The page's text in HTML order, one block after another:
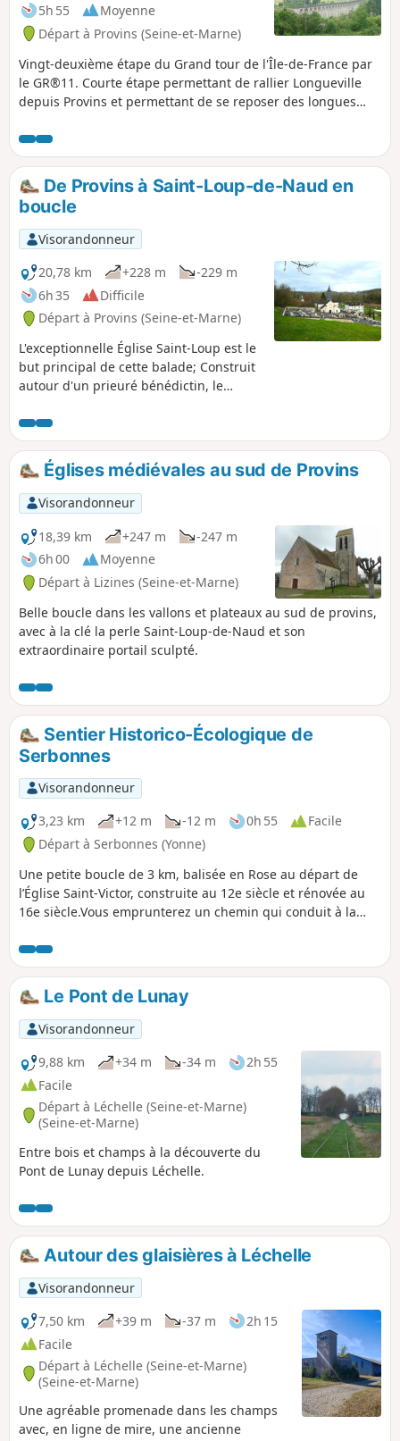
5h 55
Moyenne
Départ à Provins (Seine-et-Marne)
Vingt-deuxième étape du Grand tour de l'Île-de-France par
le GR®11. Courte étape permettant de rallier Longueville
depuis Provins et permettant de se reposer des longues
l'étape est courte, il est proposé au début, pour l'égayer,
une petite boucle dans la vieille ville de Provins afin d'en
découvrir son riche patrimoine.
De Provins à Saint-Loup-de-Naud en
boucle
Visorandonneur
20,78 km
+228 m
-229 m
6h 35
Difficile
Départ à Provins (Seine-et-Marne)
L'exceptionnelle Église Saint-Loup est le
but principal de cette balade; Construit
autour d'un prieuré bénédictin, le
XIIe siècles, considérée comme l'un des
plus beaux édifices romans d'Île-de-
France (Wikipédia). Facilement
accessible depuis Paris par les
transports en commun, la balade, sans
aucune difficulté, parcourt les hauts de
la Voulzie et les rives du Ru du Dragon,
pour atteindre le ravissant petit village
de Saint-Loup-de-Naud. Alternance de
forêts et de cultures, petits hameaux
typiques et grandes fermes briardes.
Églises médiévales au sud de Provins
Visorandonneur
18,39 km
+247 m
-247 m
6h 00
Moyenne
Départ à Lizines (Seine-et-Marne)
Belle boucle dans les vallons et plateaux au sud de provins,
avec à la clé la perle Saint-Loup-de-Naud et son
extraordinaire portail sculpté.
Sentier Historico-Écologique de
Serbonnes
Visorandonneur
3,23 km
+12 m -12 m 0h 55
Facile
Départ à Serbonnes (Yonne)
Une petite boucle de 3 km, balisée en Rose au départ de
l’Église Saint-Victor, construite au 12e siècle et rénovée au
16e siècle.Vous emprunterez un chemin qui conduit à la
Eiffel.Cette zone humide renferme plusieurs sources
bouillonnantes.Dans le lavoir lui même, on peut déjà voir
quelques sources frémissantes.En contournant, par le
chemin, cette zone humide, vous longerez l’Yonne pour
emprunter le chemin de halage, puis vous contournerez le
domaine du Grand Varennes avec son parc et son moulin,
pour retourner vers la mairie et la place du village après
avoir découvert la maison du régicide Jacques-Clément.
Le Pont de Lunay
Visorandonneur
9,88 km
+34 m -34 m
2h 55
Facile
Départ à Léchelle (Seine-et-Marne)
(Seine-et-Marne)
Entre bois et champs à la découverte du
Pont de Lunay depuis Léchelle.
Autour des glaisières à Léchelle
Visorandonneur
7,50 km
+39 m -37 m
2h 15
Facile
Départ à Léchelle (Seine-et-Marne)
(Seine-et-Marne)
Une agréable promenade dans les champs
avec, en ligne de mire, une ancienne